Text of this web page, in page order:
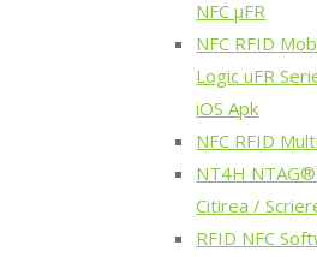
NFC μFR
NFC RFID
Logic uFR
iOS Apk
NFC RFID
NT4H
Citirea /
RFID NFC